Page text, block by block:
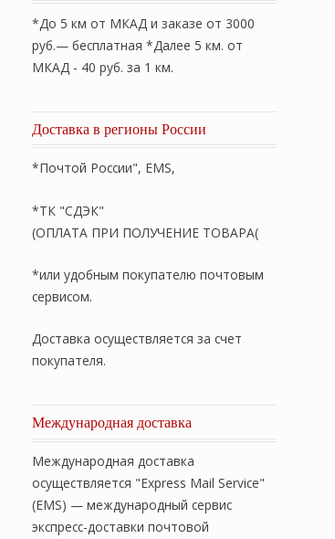
*До 5 км от МКАД и заказе от 3000
руб.— бесплатная *Далее 5 км. от
МКАД - 40 руб. за 1 км.
Доставка в регионы России
*Почтой России", EMS,
*ТК "СДЭК"
(ОПЛАТА ПРИ ПОЛУЧЕНИЕ ТОВАРА(
*или удобным покупателю почтовым
сервисом.
Доставка осуществляется за счет
покупателя.
Международная доставка
Международная доставка
осуществляется "Express Mail Service"
(EMS) — международный сервис
экспресс-доставки почтовой